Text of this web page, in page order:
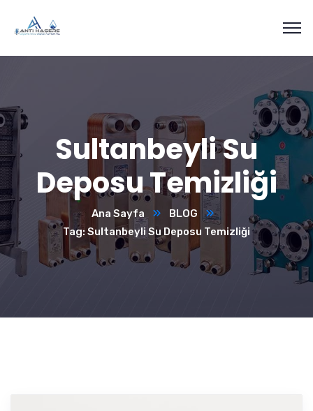
Sultanbeyli Su
Deposu Temizliği
Ana Sayfa
BLOG
Tag: Sultanbeyli Su Deposu Temizliği